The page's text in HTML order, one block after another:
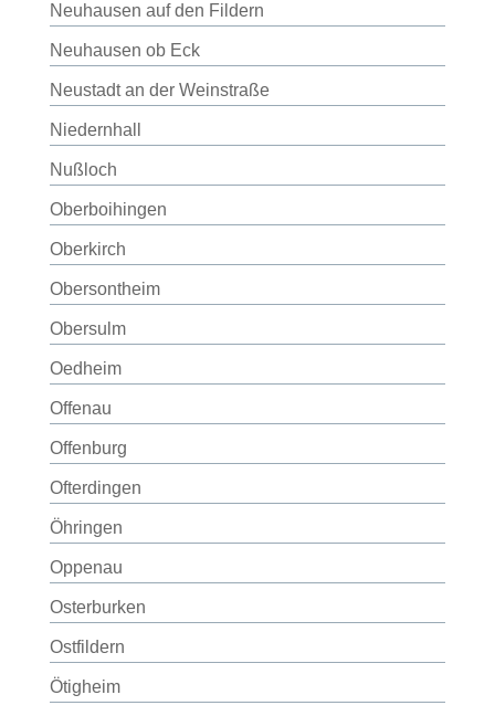
Neuhausen auf den Fildern
Neuhausen ob Eck
Neustadt an der Weinstraße
Niedernhall
Nußloch
Oberboihingen
Oberkirch
Obersontheim
Obersulm
Oedheim
Offenau
Offenburg
Ofterdingen
Öhringen
Oppenau
Osterburken
Ostfildern
Ötigheim